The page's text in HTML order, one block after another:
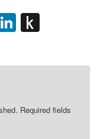
LinkedIn
Kindle
Required fields